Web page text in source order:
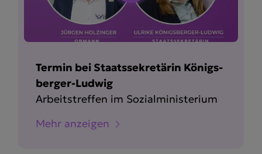
Termin bei Staats­se­kre­tärin Königs­
berger-Ludwig
Arbeits­treffen im Sozial­mi­nis­terium
Mehr anzeigen